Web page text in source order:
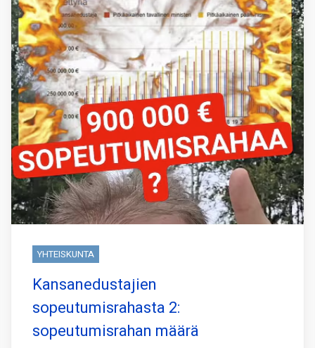
YHTEISKUNTA
Kansanedustajien
sopeutumisrahasta 2:
sopeutumisrahan määrä